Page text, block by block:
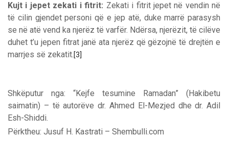
Kujt i jepet zekati i fitrit: Zekati i fitrit jepet në vendin në
të cilin gjendet personi që e jep atë, duke marrë parasysh
se në atë vend ka njerëz të varfër. Ndërsa, njerëzit, të cilëve
duhet t’u jepen fitrat janë ata njerëz që gëzojnë të drejtën e
marrjes së zekatit.[3]
Shkëputur nga: “Kejfe tesumine Ramadan” (Hakibetu
saimatin) – të autorëve dr. Ahmed El-Mezjed dhe dr. Adil
Esh-Shiddi.
Përktheu: Jusuf H. Kastrati – Shembulli.com